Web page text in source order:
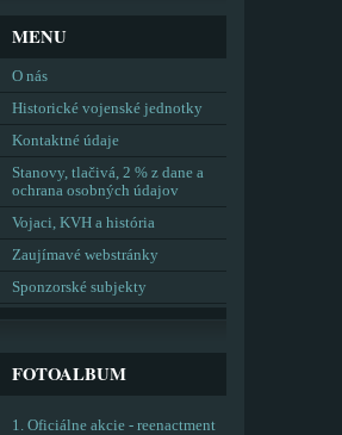
MENU
O nás
Historické vojenské jednotky
Kontaktné údaje
Stanovy, tlačivá, 2 % z dane a
ochrana osobných údajov
Vojaci, KVH a história
Zaujímavé webstránky
Sponzorské subjekty
FOTOALBUM
1. Oficiálne akcie - reenactment